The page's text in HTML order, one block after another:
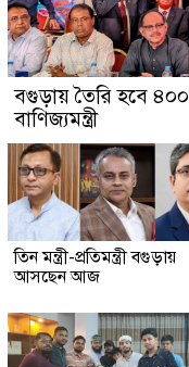
বগুড়ায় তৈরি হবে
বাণিজ্যমন্ত্রী
তিন মন্ত্রী-প্রতিমন্ত্রী বগুড়ায়
আসছেন আজ